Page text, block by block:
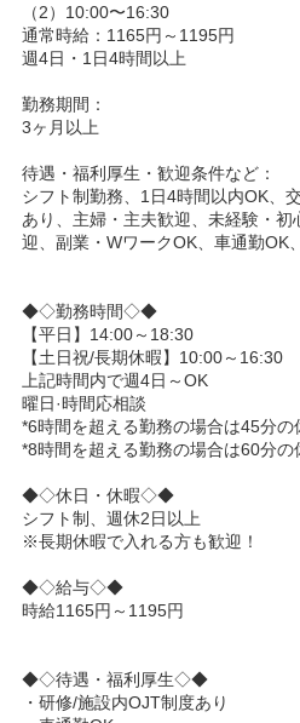
（2）10:00〜16:30
通常時給：1165円～1195円
週4日・1日4時間以上
勤務期間：
3ヶ月以上
待遇・福利厚生・歓迎条件など：
シフト制勤務、1日4時間以内OK、
あり、主婦・主夫歓迎、未経験・
迎、副業・WワークOK、車通勤OK
◆◇勤務時間◇◆
【平日】14:00～18:30
【土日祝/長期休暇】10:00～16:30
上記時間内で週4日～OK
曜日·時間応相談
*6時間を超える勤務の場合は45分の
*8時間を超える勤務の場合は60分の
◆◇休日・休暇◇◆
シフト制、週休2日以上
※長期休暇で入れる方も歓迎！
◆◇給与◇◆
時給1165円～1195円
◆◇待遇・福利厚生◇◆
・研修/施設内OJT制度あり